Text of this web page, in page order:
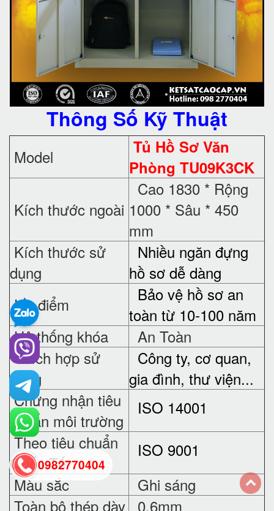
Thông Số Kỹ Thuật
Model
Tủ Hồ Sơ Văn
Phòng TU09K3CK
Kích thước ngoài
Cao 1830 * Rộng
1000 * Sâu * 450
mm
Kích thước sử
dụng
Nhiều ngăn đựng
hồ sơ dễ dàng
Ưu điểm
Bảo vệ hồ sơ an
toàn từ 10-100 năm
Hệ thống khóa
An Toàn
Thích hợp sử
dụng
Công ty, cơ quan,
gia đình, thư viện...
Chứng nhận tiêu
chuẩn môi trường
ISO 14001
Theo tiêu chuẩn
Quốc Tế
ISO 9001
Màu sắc
Ghi sáng
Toàn bộ thép dày 0,6mm
0982770404